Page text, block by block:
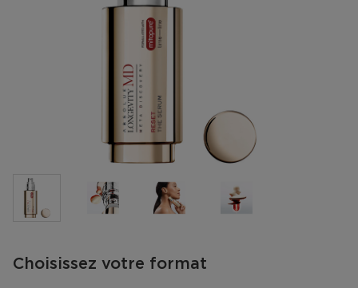
Choisissez votre format